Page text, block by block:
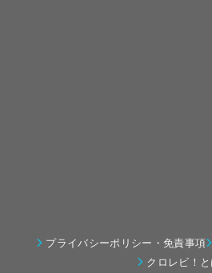
プライバシーポリシー・免責事項
クロレビ！